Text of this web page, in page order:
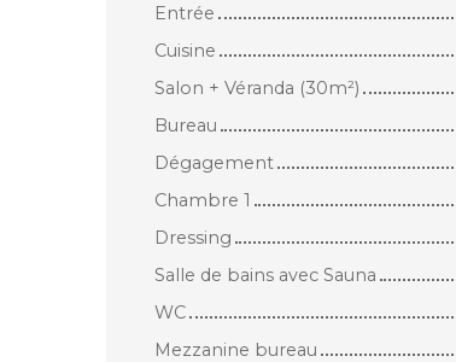
Entrée
Cuisine
Salon + Véranda (30m²)
Bureau
Dégagement
Chambre 1
Dressing
Salle de bains avec Sauna
WC
Mezzanine bureau